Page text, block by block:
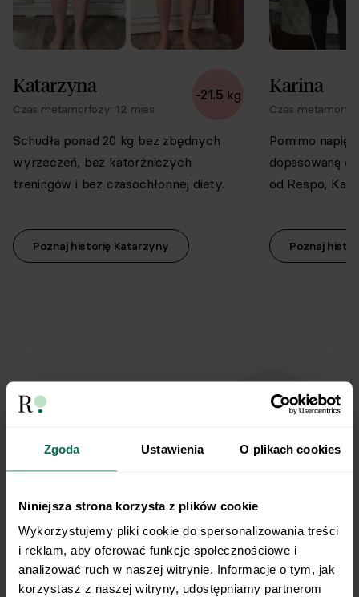
Zgoda Ustawienia O plikach cookies
Niniejsza strona korzysta z plików cookie
Wykorzystujemy pliki cookie do spersonalizowania treści
i reklam, aby oferować funkcje społecznościowe i
analizować ruch w naszej witrynie. Informacje o tym, jak
korzystasz z naszej witryny, udostępniamy partnerom
Możliwość wymiany posiłków
Możliwość edycji przepisów i składników
Kreator dobrych nawyków
Licznik spalonych kalorii
Katarzyna
Czas metamorfozy: 12 mies.
-21.5 kg
Schudła ponad 20 kg bez zbędnych
wyrzeczeń, bez katorżniczych
treningów i bez czasochłonnej diety.
Poznaj historię Katarzyny
Karina
Czas
Pomimo
dopasowaną
od Respo,
Poznaj
W czym pomogą Ci nasi
dietetycy online?
Odchudzanie
Osiągniesz szczupłą sylwetkę na lata dzięki dopasowanej